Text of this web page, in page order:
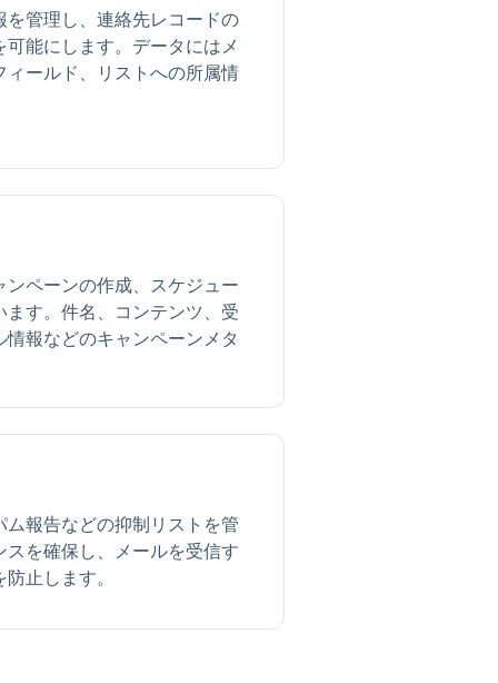
管理し、連絡先レコードの
能にします。データにはメ
ールド、リストへの所属情
ペーンの作成、スケジュー
す。件名、コンテンツ、受
報などのキャンペーンメタ
報告などの抑制リストを管
を確保し、メールを受信す
止します。